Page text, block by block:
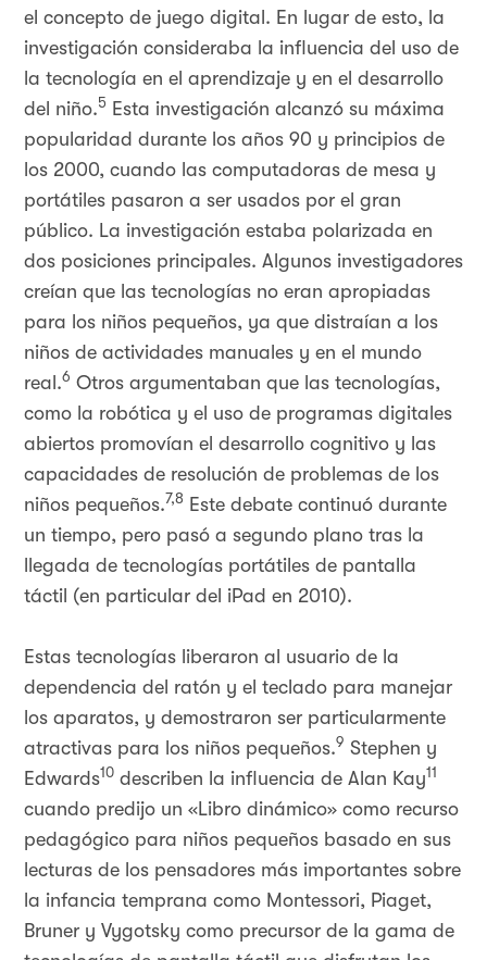
el concepto de juego digital. En lugar de esto, la
investigación consideraba la influencia del uso de
la tecnología en el aprendizaje y en el desarrollo
del niño.5 Esta investigación alcanzó su máxima
popularidad durante los años 90 y principios de
los 2000, cuando las computadoras de mesa y
portátiles pasaron a ser usados por el gran
público. La investigación estaba polarizada en
dos posiciones principales. Algunos investigadores
creían que las tecnologías no eran apropiadas
para los niños pequeños, ya que distraían a los
niños de actividades manuales y en el mundo
real.6 Otros argumentaban que las tecnologías,
como la robótica y el uso de programas digitales
abiertos promovían el desarrollo cognitivo y las
capacidades de resolución de problemas de los
niños pequeños.7,8 Este debate continuó durante
un tiempo, pero pasó a segundo plano tras la
llegada de tecnologías portátiles de pantalla
táctil (en particular del iPad en 2010).
Estas tecnologías liberaron al usuario de la
dependencia del ratón y el teclado para manejar
los aparatos, y demostraron ser particularmente
atractivas para los niños pequeños.9 Stephen y
Edwards10 describen la influencia de Alan Kay11
cuando predijo un «Libro dinámico» como recurso
pedagógico para niños pequeños basado en sus
lecturas de los pensadores más importantes sobre
la infancia temprana como Montessori, Piaget,
Bruner y Vygotsky como precursor de la gama de